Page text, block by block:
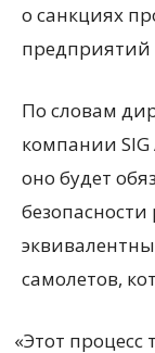
о санкциях
предприятий
По словам
компании
оно будет
безопасности
самолетов,
«Этот процесс